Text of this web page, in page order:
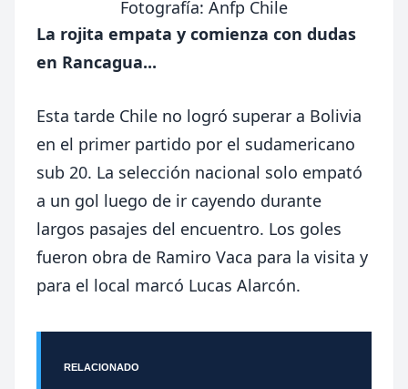
Fotografía: Anfp Chile
La rojita empata y comienza con dudas
en Rancagua...
Esta tarde Chile no logró superar a Bolivia
en el primer partido por el sudamericano
sub 20. La selección nacional solo empató
a un gol luego de ir cayendo durante
largos pasajes del encuentro. Los goles
fueron obra de Ramiro Vaca para la visita y
para el local marcó Lucas Alarcón.
RELACIONADO